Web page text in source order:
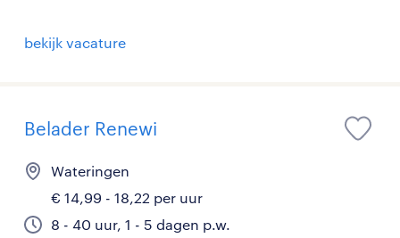
bekijk vacature
Belader Renewi
Wateringen
€ 14,99 - 18,22 per uur
8 - 40 uur, 1 - 5 dagen p.w.